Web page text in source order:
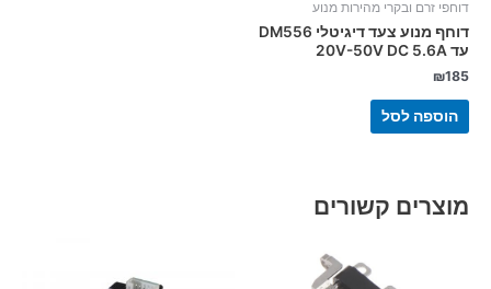
דוחפי זרם ובקרי מהירות מנוע
דוחף מנוע צעד דיגיטלי DM556
עד 20V-50V DC 5.6A
₪185
הוספה לסל
מוצרים קשורים